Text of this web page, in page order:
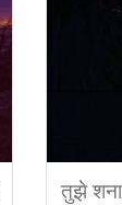
तुझे